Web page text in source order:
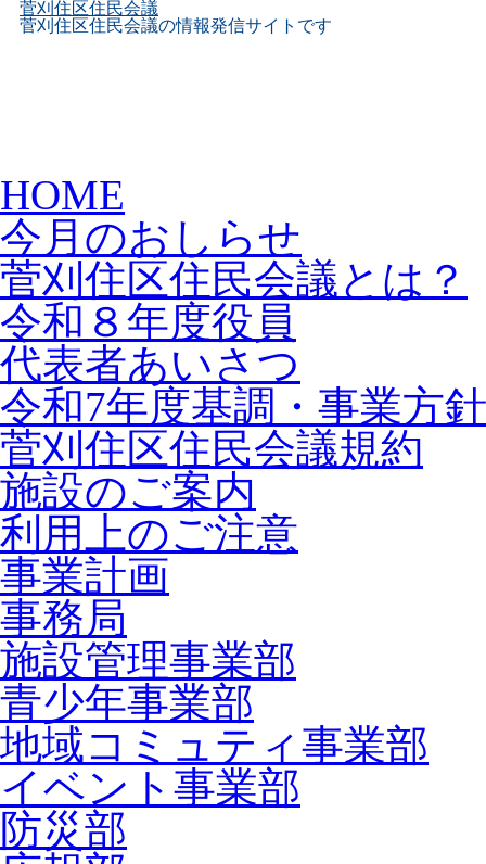
菅刈住区住民会議
菅刈住区住民会議の情報発信サイトです
Skip
to
content
HOME
今月のおしらせ
菅刈住区住民会議とは？
令和８年度役員
代表者あいさつ
令和7年度基調・事業方針
菅刈住区住民会議規約
施設のご案内
利用上のご注意
事業計画
事務局
施設管理事業部
青少年事業部
地域コミュティ事業部
イベント事業部
防災部